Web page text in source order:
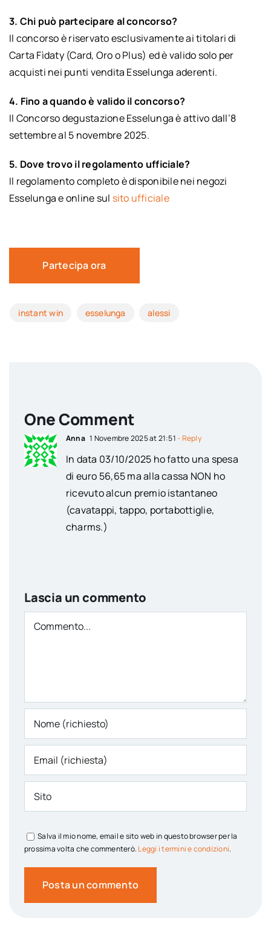
3. Chi può partecipare al concorso?
Il concorso è riservato esclusivamente ai titolari di
Carta Fìdaty (Card, Oro o Plus) ed è valido solo per
acquisti nei punti vendita Esselunga aderenti.
4. Fino a quando è valido il concorso?
Il Concorso degustazione Esselunga è attivo dall’8
settembre al 5 novembre 2025.
5. Dove trovo il regolamento ufficiale?
Il regolamento completo è disponibile nei negozi
Esselunga e online sul sito ufficiale
Partecipa ora
instant win esselunga alessi
One Comment
Anna 1 Novembre 2025 at 21:51- Reply
In data 03/10/2025 ho fatto una spesa
di euro 56,65 ma alla cassa NON ho
ricevuto alcun premio istantaneo
(cavatappi, tappo, portabottiglie,
charms.)
Lascia un commento
Comment
Salva il mio nome, email e sito web in questo browser per la
prossima volta che commenterò. Leggi i termini e condizioni.